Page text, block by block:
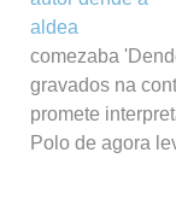
comezaba
gravados na
promete
Polo de agora